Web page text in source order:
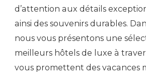
d’attention aux détails
ainsi des souvenirs durables.
nous vous présentons une
meilleurs hôtels de luxe à
vous promettent des vacances